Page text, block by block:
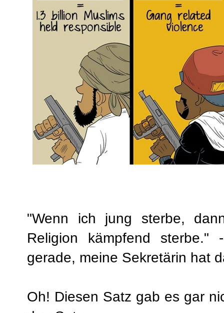
"Wenn ich jung sterbe,
Religion kämpfend
gerade, meine Sekretärin hat
Oh! Diesen Satz gab es gar